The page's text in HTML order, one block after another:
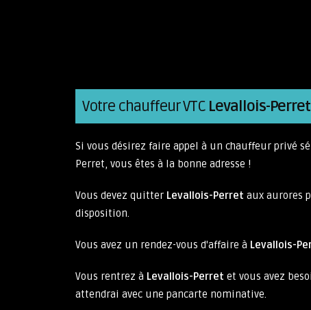
Votre chauffeur VTC Levallois-Perret
Si vous désirez faire appel à un chauffeur privé
Perret, vous êtes à la bonne adresse !
Vous devez quitter Levallois-Perret aux aurores
disposition.
Vous avez un rendez-vous d'affaire à Levallois-
Vous rentrez à Levallois-Perret et vous avez
attendrai avec une pancarte nominative.